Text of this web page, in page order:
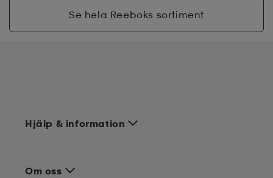
Se hela Reeboks sortiment
Hjälp & information
Om oss